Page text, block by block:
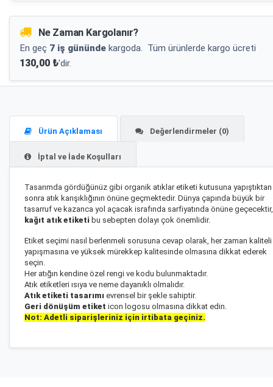
Ne Zaman Kargolanır?
En geç 7 iş gününde kargoda. Tüm ürünlerde kargo ücreti
130,00 ₺'dir.
Ürün Açıklaması Değerlendirmeler (0)
İptal ve İade Koşulları
Tasarımda gördüğünüz gibi organik atıklar etiketi kutusuna yapıştıktan
sonra atık karışıklığının önüne geçmektedir. Dünya çapında büyük bir
tasarruf ve kazanca yol açacak israfında sarfiyatında önüne geçecektir,
kağıt atık etiketi bu sebepten dolayı çok önemlidir.
Etiket seçimi nasıl berlenmeli sorusuna cevap olarak, her zaman kaliteli
yapışmasına ve yüksek mürekkep kalitesinde olmasına dikkat ederek
seçin.
Her atığın kendine özel rengi ve kodu bulunmaktadır.
Atık etiketleri ısıya ve neme dayanıklı olmalıdır.
Atık etiketi tasarımı evrensel bir şekle sahiptir.
Geri dönüşüm etiket icon logosu olmasına dikkat edin.
Not: Adetli siparişleriniz için irtibata geçiniz.